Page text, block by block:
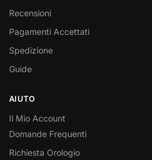
Recensioni
Pagamenti Accettati
Spedizione
Guide
AIUTO
Il Mio Account
Domande Frequenti
Richiesta Orologio